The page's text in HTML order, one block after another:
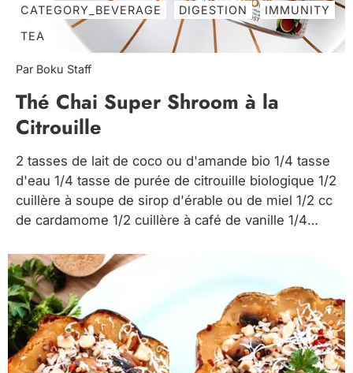
CATEGORY_BEVERAGE
DIGESTION
IMMUNITY
TEA
Par Boku Staff
Thé Chai Super Shroom à la
Citrouille
2 tasses de lait de coco ou d'amande bio 1/4 tasse
d'eau 1/4 tasse de purée de citrouille biologique 1/2
cuillère à soupe de sirop d'érable ou de miel 1/2 cc
de cardamome 1/2 cuillère à café de vanille 1/4
clous...